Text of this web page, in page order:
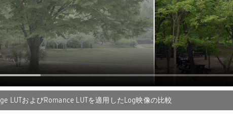
LUTおよびRomance LUTを適用したLog映像の比較